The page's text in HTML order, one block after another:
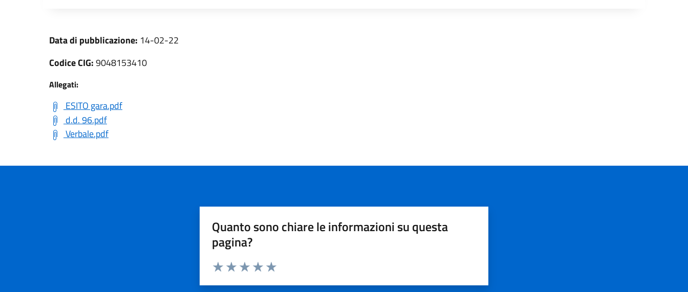
Data di pubblicazione: 14-02-22
Codice CIG:9048153410
Allegati:
ESITO gara.pdf
d.d. 96.pdf
Verbale.pdf
Quanto sono chiare le informazioni su questa
pagina?
Valuta da 1 a 5 stelle la pagina